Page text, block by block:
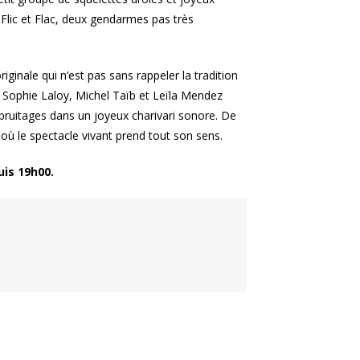
et Flac, deux gendarmes pas très
qui n’est pas sans rappeler la tradition
Laloy, Michel Taïb et Leïla Mendez
dans un joyeux charivari sonore. De
le spectacle vivant prend tout son sens.
19h00.